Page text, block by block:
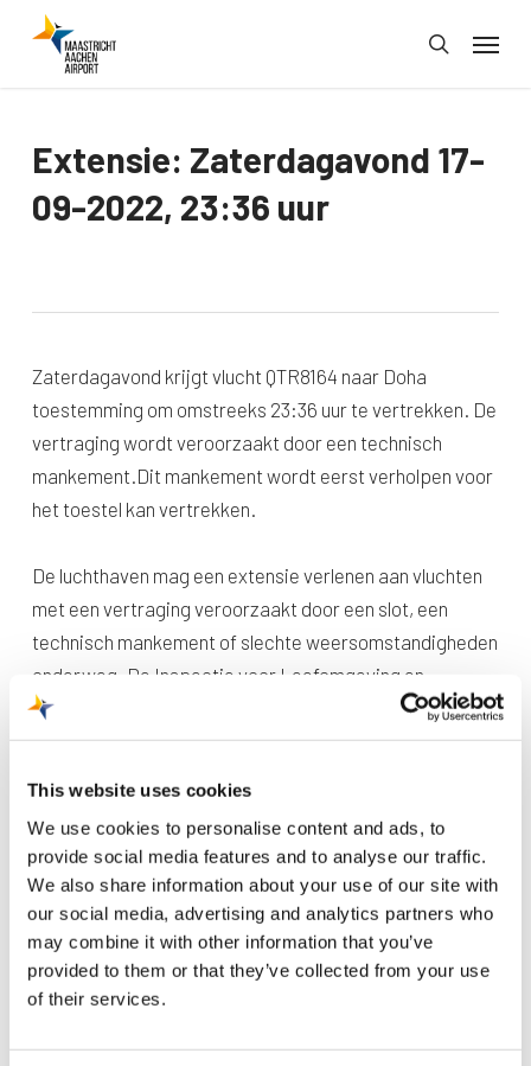
This website uses cookies
We use cookies to personalise content and ads, to
provide social media features and to analyse our traffic.
We also share information about your use of our site with
our social media, advertising and analytics partners who
may combine it with other information that you’ve
provided to them or that they’ve collected from your use
of their services.
search
Menu
Extensie: Zaterdagavond 17-
09-2022, 23:36 uur
Zaterdagavond krijgt vlucht QTR8164 naar Doha
toestemming om omstreeks 23:36 uur te vertrekken. De
vertraging wordt veroorzaakt door een technisch
mankement.Dit mankement wordt eerst verholpen voor
het toestel kan vertrekken.
De luchthaven mag een extensie verlenen aan vluchten
met een vertraging veroorzaakt door een slot, een
technisch mankement of slechte weersomstandigheden
onderweg. De Inspectie voor Leefomgeving en
Transport (ILenT) houdt hier toezicht op.
Een slot is de tijdperiode waarin een toestel mag
Control). Zij houden bij het toekennen van slots onder
andere rekening met de capaciteit in het luchtruim en
streven een zo optimale doorstroming van het
luchtverkeer na. Hierdoor kan het zijn dat vluchten later
mogen vertrekken dan ze eigenlijk gepland stonden.